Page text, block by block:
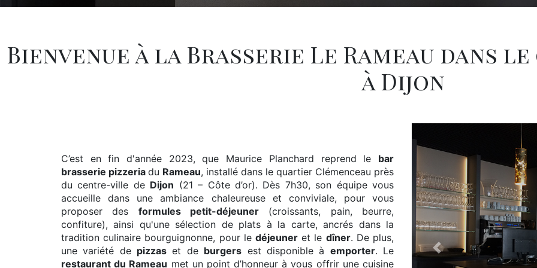
Bienvenue à la Brasserie Le Rameau dans
à Dijon
C’est en fin d'année 2023, que Maurice Planchard reprend le bar
brasserie pizzeria du Rameau, installé dans le quartier Clémenceau près
du centre-ville de Dijon (21 – Côte d’or). Dès 7h30, son équipe vous
accueille dans une ambiance chaleureuse et conviviale, pour vous
proposer des formules petit-déjeuner (croissants, pain, beurre,
confiture), ainsi qu'une sélection de plats à la carte, ancrés dans la
tradition culinaire bourguignonne, pour le déjeuner et le dîner. De plus,
une variété de pizzas et de burgers est disponible à emporter. Le
restaurant du Rameau met un point d’honneur à vous offrir une cuisine
Previous